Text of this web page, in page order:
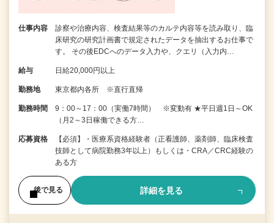
仕事内容
診察や治療内容、検査結果等のカルテ内容等を読み取り、臨
床研究の研究計画書で規定されたデータを抽出するお仕事で
す。 その後EDCへのデータ入力や、クエリ（入力内…
給与 日給20,000円以上
勤務地 東京都内各所 ※直行直帰
勤務時間
9：00～17：00（実働7時間） ※変動有 ★平日週1日～OK
（月2～3日稼働できる方…
応募資格
【必須】・医療系資格経験者（正看護師、薬剤師、臨床検査
技師として病院勤務3年以上）もしくは・CRA／CRC経験の
ある方
後で見る 詳細を見る